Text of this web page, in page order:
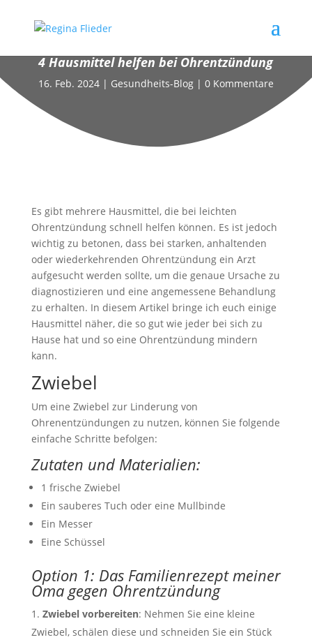
4 Hausmittel helfen bei Ohrentzündung
16. Feb. 2024| Gesundheits-Blog| 0 Kommentare
Es gibt mehrere Hausmittel, die bei leichten
Ohrentzündung schnell helfen können. Es ist jedoch
wichtig zu betonen, dass bei starken, anhaltenden
oder wiederkehrenden Ohrentzündung ein Arzt
aufgesucht werden sollte, um die genaue Ursache zu
diagnostizieren und eine angemessene Behandlung
zu erhalten. In diesem Artikel bringe ich euch einige
Hausmittel näher, die so gut wie jeder bei sich zu
Hause hat und so eine Ohrentzündung mindern
kann.
Zwiebel
Um eine Zwiebel zur Linderung von
Ohrenentzündungen zu nutzen, können Sie folgende
einfache Schritte befolgen:
Zutaten und Materialien:
1 frische Zwiebel
Ein sauberes Tuch oder eine Mullbinde
Ein Messer
Eine Schüssel
Option 1: Das Familienrezept meiner
Oma gegen Ohrentzündung
Zwiebel vorbereiten: Nehmen Sie eine kleine
Zwiebel, schälen diese und schneiden Sie ein Stück